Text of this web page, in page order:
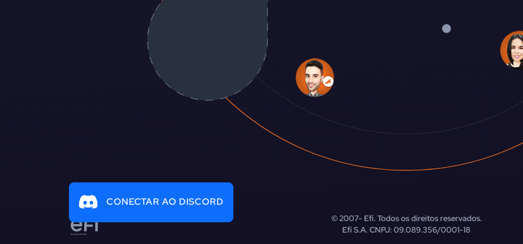
CONECTAR AO DISCORD
© 2007-Efí. Todos os direitos reservados.
Efí S.A. CNPJ: 09.089.356/0001-18